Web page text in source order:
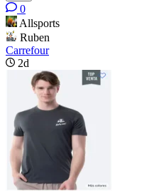
0
Allsports
Ruben
Carrefour
2d